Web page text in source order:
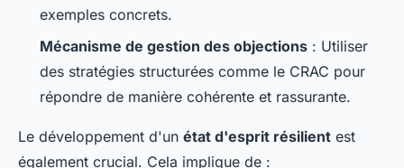
exemples concrets.
Mécanisme de gestion des objections : Utiliser
des stratégies structurées comme le CRAC pour
répondre de manière cohérente et rassurante.
Le développement d'un état d'esprit résilient est
également crucial. Cela implique de :